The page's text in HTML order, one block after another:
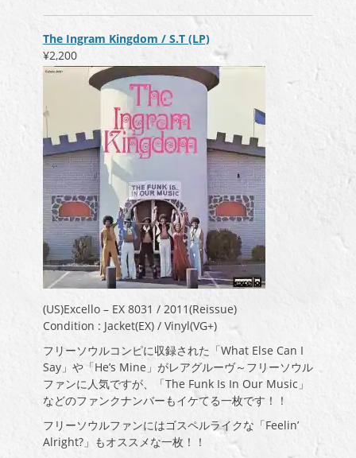
ヤ
ー
レ
ー
ヤ
ー
The Ingram Kingdom / S.T (LP)
¥2,200
(US)Excello – EX 8031 / 2011(Reissue)
Condition : Jacket(EX) / Vinyl(VG+)
フリーソウルコンピに収録された「What Else Can I
Say」や「He’s Mine」がレアグルーヴ～フリーソウル
ファンに人気ですが、「The Funk Is In Our Music」
などのファンクナンバーもイケてる一枚です！！
フリーソウルファンにはゴスペルライクな「Feelin’
Alright?」もオススメな一枚！！